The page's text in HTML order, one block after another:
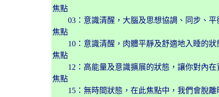
焦點
03：意識清醒，大腦及思想協調、同步、
焦點
10：意識清醒，肉體平靜及舒適地入睡的
焦點
12：高能量及意識擴展的狀態，讓你對
焦點
15：無時間狀態，在此焦點中，我們